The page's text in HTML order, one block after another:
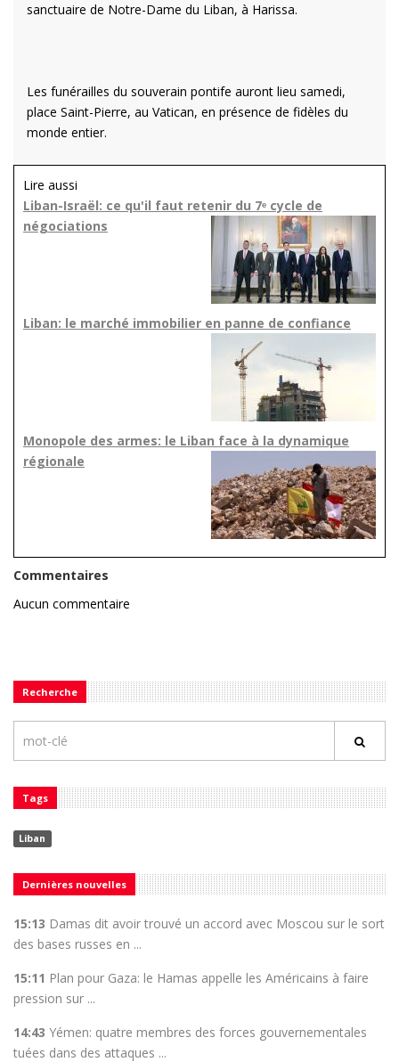
sanctuaire de Notre-Dame du Liban, à Harissa.
Les funérailles du souverain pontife auront lieu samedi,
place Saint-Pierre, au Vatican, en présence de fidèles du
monde entier.
Lire aussi
Liban-Israël: ce qu'il faut retenir du 7ᵉ cycle de
négociations
Liban: le marché immobilier en panne de confiance
Monopole des armes: le Liban face à la dynamique
régionale
Commentaires
Aucun commentaire
Recherche
Tags
Liban
Dernières nouvelles
15:13 Damas dit avoir trouvé un accord avec Moscou sur le sort
des bases russes en ...
15:11 Plan pour Gaza: le Hamas appelle les Américains à faire
pression sur ...
14:43 Yémen: quatre membres des forces gouvernementales
tuées dans des attaques ...